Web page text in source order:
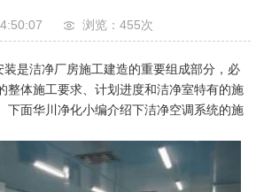
浏览：455次
是洁净厂房施工建造的重要组成部分，必
整体施工要求、计划进度和洁净室特有的施
下面华川净化小编介绍下洁净空调系统的施